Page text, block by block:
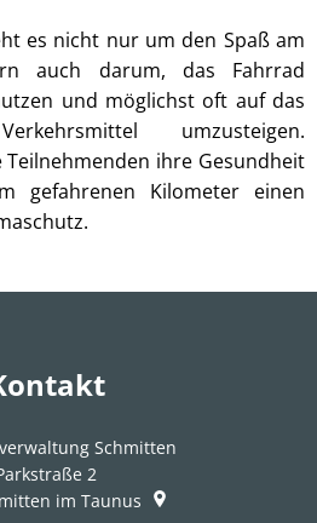
es nicht nur um den Spaß am
auch darum, das Fahrrad
und möglichst oft auf das
umzusteigen.
ihre Gesundheit
gefahrenen Kilometer einen
Schmitten
2
im Taunus